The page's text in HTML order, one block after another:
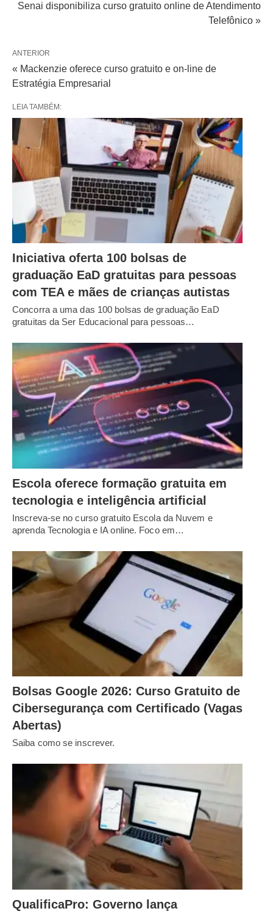
Senai disponibiliza curso gratuito online de Atendimento
Telefônico »
ANTERIOR
« Mackenzie oferece curso gratuito e on-line de
Estratégia Empresarial
LEIA TAMBÉM:
Iniciativa oferta 100 bolsas de
graduação EaD gratuitas para pessoas
com TEA e mães de crianças autistas
Concorra a uma das 100 bolsas de graduação EaD
gratuitas da Ser Educacional para pessoas…
Escola oferece formação gratuita em
tecnologia e inteligência artificial
Inscreva-se no curso gratuito Escola da Nuvem e
aprenda Tecnologia e IA online. Foco em…
Bolsas Google 2026: Curso Gratuito de
Cibersegurança com Certificado (Vagas
Abertas)
Saiba como se inscrever.
QualificaPro: Governo lança